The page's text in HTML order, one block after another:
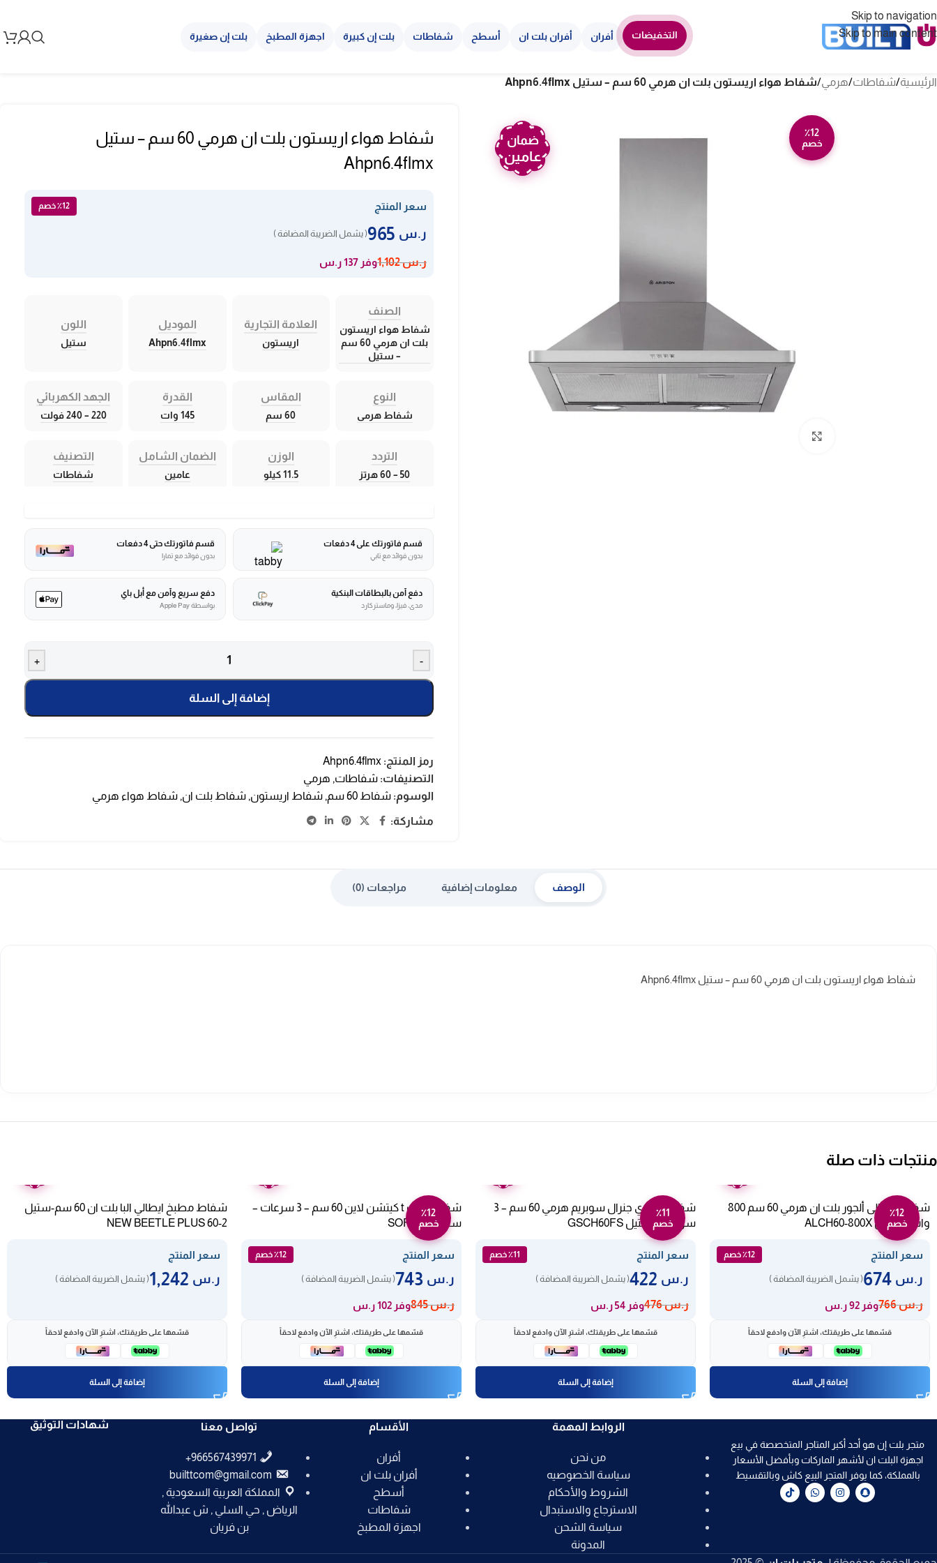
Skip to navigation
Skip to main content
التخفيضات أفران أفران بلت ان أسطح شفاطات بلت إن كبيرة اجهزة المطبخ بلت إن صغيرة
الرئيسية/شفاطات/هرمي/شفاط هواء اريستون بلت ان هرمي 60 سم – ستيل Ahpn6.4flmx
٪12
خصم
ضمان
عامين
شفاط هواء اريستون بلت ان هرمي 60 سم – ستيل
Ahpn6.4flmx
سعر المنتج ٪12 خصم
ر.س ( يشمل الضريبة المضافة )
ر.س1,102 وفر 137 ر.س
الصنف
شفاط هواء اريستون
بلت ان هرمي 60 سم
– ستيل
العلامة التجارية
اريستون
الموديل
Ahpn6.4flmx
اللون
ستيل
النوع
شفاط هرمى
المقاس
60 سم
القدرة
145 وات
الجهد الكهربائي
220 – 240 فولت
التردد
50 – 60 هرتز
الوزن
11.5 كيلو
الضمان الشامل
عامين
التصنيف
شفاطات
قسم فاتورتك على 4 دفعات
بدون فوائد مع تابي
قسم فاتورتك حتى 4 دفعات
بدون فوائد مع تمارا
دفع آمن بالبطاقات البنكية
مدى، فيزا، وماستركارد
دفع سريع وآمن مع أبل باي
بواسطة Apple Pay
-
+
إضافة إلى السلة
رمز المنتج: Ahpn6.4flmx
التصنيفات: شفاطات, هرمي
الوسوم: شفاط 60 سم , شفاط اريستون, شفاط بلت ان, شفاط هواء هرمي
مشاركة:
الوصف معلومات إضافية مراجعات (0)
شفاط هواء اريستون بلت ان هرمي 60 سم – ستيل Ahpn6.4flmx
منتجات ذات صلة
٪12
خصم
شفاط ايطالى ألجور بلت ان هرمي 60 سم 800
وات – ستيل ALCH60-800X
سعر المنتج ٪12 خصم
ر.س ( يشمل الضريبة المضافة )
ر.س766 وفر 92 ر.س
قسّمها على طريقتك، اشترِ الآن وادفع لاحقاً
إضافة إلى السلة
٪11
خصم
شفاط جداري جنرال سوبريم هرمي 60 سم – 3
سرعات – ستيل GSCH60FS
سعر المنتج ٪11 خصم
ر.س ( يشمل الضريبة المضافة )
ر.س476 وفر 54 ر.س
قسّمها على طريقتك، اشترِ الآن وادفع لاحقاً
إضافة إلى السلة
٪12
خصم
شفاط حرف t كيتشن لاين 60 سم – 3 سرعات –
ستيل SOFIA 60
سعر المنتج ٪12 خصم
ر.س ( يشمل الضريبة المضافة )
ر.س845 وفر 102 ر.س
قسّمها على طريقتك، اشترِ الآن وادفع لاحقاً
إضافة إلى السلة
شفاط مطبخ ايطالي البا بلت ان 60 سم-ستيل
NEW BEETLE PLUS 60-2
سعر المنتج
ر.س ( يشمل الضريبة المضافة )
قسّمها على طريقتك، اشترِ الآن وادفع لاحقاً
إضافة إلى السلة
متجر بلت إن هو أحد أكبر المتاجر المتخصصة في بيع
اجهزة البلت ان لأشهر الماركات وبأفضل الأسعار
بالمملكة، كما يوفر المتجر البيع كاش وبالتقسيط
الروابط المهمة
من نحن
سياسة الخصوصيه
الشروط والأحكام
الاسترجاع والاستبدال
سياسة الشحن
المدونة
الأقسام
أفران
أفران بلت ان
أسطح
شفاطات
اجهزة المطبخ
تواصل معنا
builttcom@gmail.com
المملكة العربية السعودية ,
الرياض , حي السلي , ش عبدالله
بن فريان
شهادات التوثيق